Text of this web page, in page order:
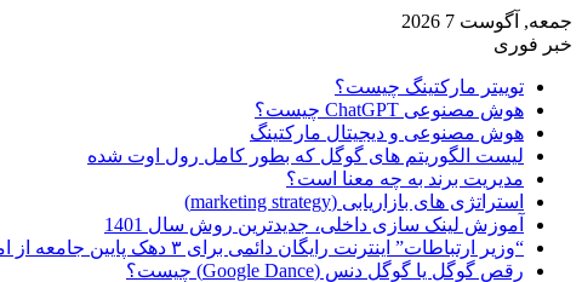
جمعه, آگوست 7 2026
خبر فوری
توییتر مارکتینگ چیست؟
هوش مصنوعی ChatGPT چیست؟
هوش مصنوعی و دیجیتال مارکتینگ
لیست الگوریتم های گوگل که بطور کامل رول اوت شده
مدیریت برند به چه معنا است؟
استراتژی های بازاریابی (marketing strategy)
آموزش لینک سازی داخلی، جدیدترین روش سال 1401
“وزیر ارتباطات” اینترنت رایگان دائمی برای ۳ دهک پایین جامعه از امروز ارائه شده
رقص گوگل یا گوگل دنس (Google Dance) چیست؟